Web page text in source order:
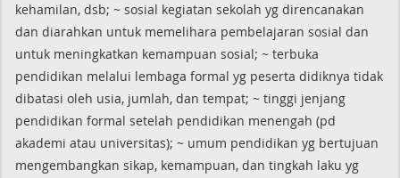
kehamilan, dsb; ~ sosial kegiatan sekolah yg direncanakan
dan diarahkan untuk memelihara pembelajaran sosial dan
untuk meningkatkan kemampuan sosial; ~ terbuka
pendidikan melalui lembaga formal yg peserta didiknya tidak
dibatasi oleh usia, jumlah, dan tempat; ~ tinggi jenjang
pendidikan formal setelah pendidikan menengah (pd
akademi atau universitas); ~ umum pendidikan yg bertujuan
mengembangkan sikap, kemampuan, dan tingkah laku yg